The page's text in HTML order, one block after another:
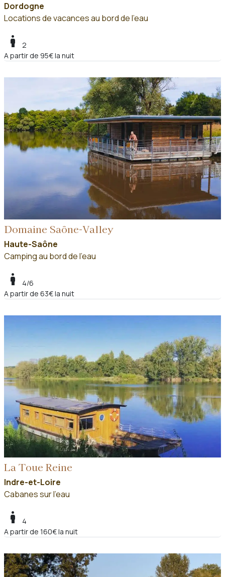
Dordogne
Locations de vacances au bord de l'eau
boy
2
A partir de 95€ la nuit
Domaine Saône-Valley
Haute-Saône
Camping au bord de l'eau
boy
4/6
A partir de 63€ la nuit
La Toue Reine
Indre-et-Loire
Cabanes sur l'eau
boy
4
A partir de 160€ la nuit